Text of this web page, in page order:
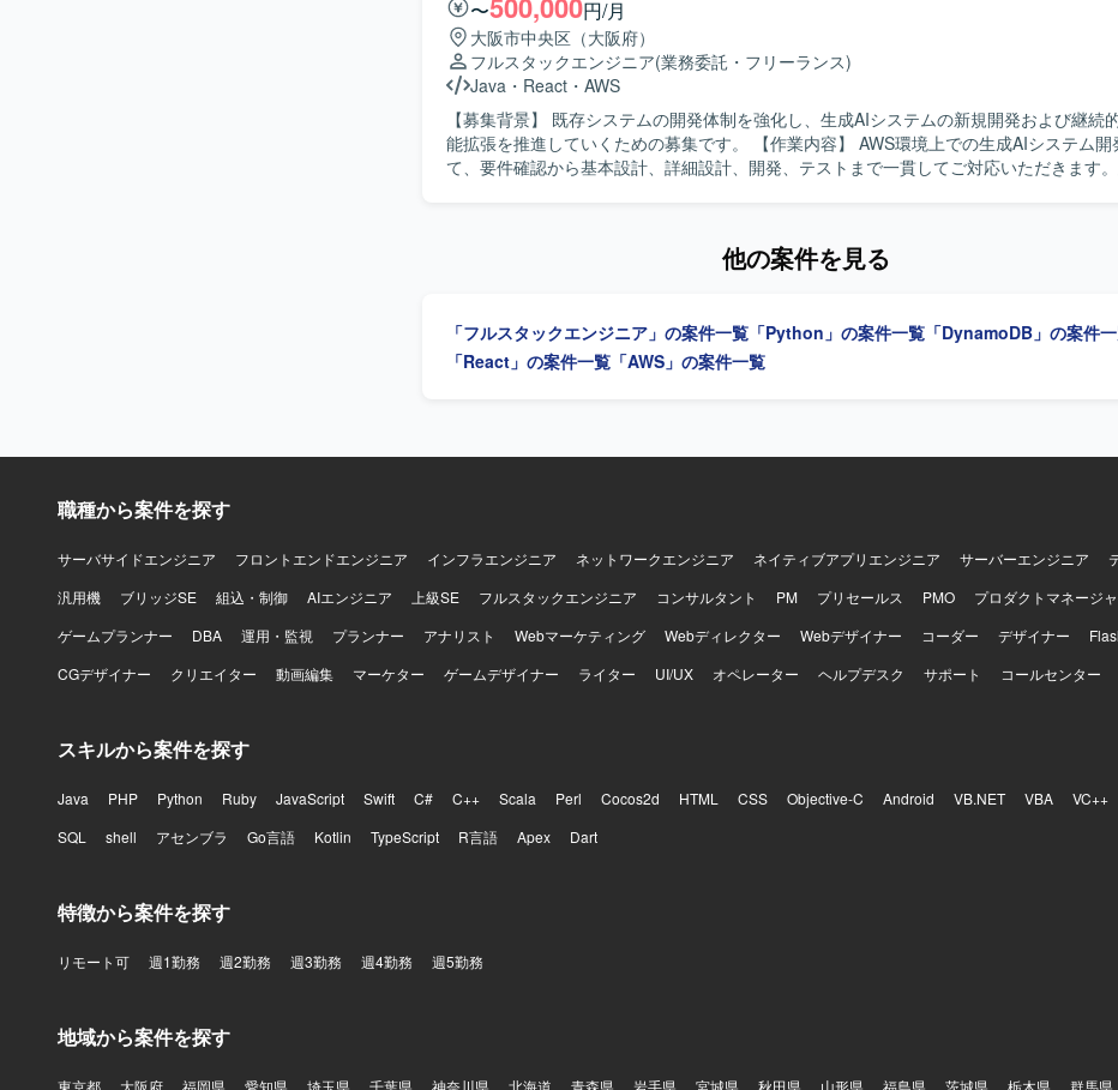
ことができます。 【開発環境】 JavaScript（React）、PHP（Laravel）、Python、Perl
MySQL、PostgreSQL Linux／Unix AWS、Azure Git
〜 円/月
大阪市中央区（大阪府）
フルスタックエンジニア(業務委託・フリーランス)
Java ・ React ・ AWS
【募集背景】 既存システムの開発体制を強化し、生成AIシステムの新規開発および継続
能拡張を推進していくための募集です。 【作業内容】 AWS環境上での生成AIシステム開発とし
て、要件確認から基本設計、詳細設計、開発、テストまで一貫してご対応いただきます
技術的な観点から提案や検証ができるコミュニケーション力の高い方を歓迎いたします。 【ポ
やプロンプトチューニング、AWS Bedrock などの最新AIサービスを活用した開発経験を深
れる環境です。 【開発環境】 AWS環境上での開発となり、React、Java、Python などを用い
他の案件を見る
「フルスタックエンジニア」の案件一覧 「Python」の案件一覧 「DynamoDB」の案件
「React」の案件一覧 「AWS」の案件一覧
職種から案件を探す
サーバサイドエンジニア フロントエンドエンジニア インフラエンジニア ネットワークエンジニア ネイティブアプリエンジニア サーバーエンジニア
汎用機
ブリッジSE 組込・制御 AIエンジニア 上級SE フルスタックエンジニア コンサルタント PM プリセールス PMO プロダクトマネージ
ゲームプランナー
DBA 運用・監視 プランナー アナリスト Webマーケティング Webディレクター Webデザイナー コーダー デザイナー
CGデザイナー
クリエイター 動画編集 マーケター ゲームデザイナー ライター UI/UX オペレーター ヘルプデスク サポート コールセンター
スキルから案件を探す
Java PHP Python Ruby JavaScript Swift C# C++ Scala Perl Cocos2d HTML CSS Objective-C Android VB.NET VBA VC++
SQL
shell アセンブラ Go言語 Kotlin TypeScript R言語 Apex Dart
特徴から案件を探す
リモート可 週1勤務 週2勤務 週3勤務 週4勤務 週5勤務
地域から案件を探す
東京都 大阪府 福岡県 愛知県 埼玉県 千葉県 神奈川県 北海道 青森県 岩手県 宮城県 秋田県 山形県 福島県 茨城県 栃木県 群馬県